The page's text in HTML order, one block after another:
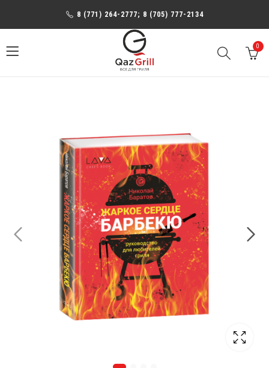
8 (771) 264-2777; 8 (705) 777-2134
0